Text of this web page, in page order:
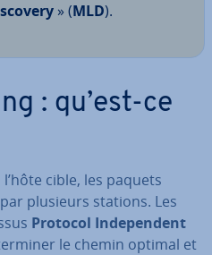
» (MLD).
: qu’est-ce
cible, les paquets
plusieurs stations. Les
Protocol In­de­pen­dent
le chemin optimal et